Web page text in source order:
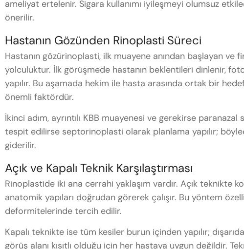
ameliyat ertelenir. Sigara kullanımı iyileşmeyi olumsuz
önerilir.
Hastanın Gözünden Rinoplasti Süreci
Hastanın gözürinoplasti, ilk muayene anından başlayan ve
yolculuktur. İlk görüşmede hastanın beklentileri dinlenir,
yapılır. Bu aşamada hekim ile hasta arasında ortak bir
önemli faktördür.
İkinci adım, ayrıntılı KBB muayenesi ve gerekirse
tespit edilirse septorinoplasti olarak planlama yapılır;
giderilir.
Açık ve Kapalı Teknik Karşılaştırması
Rinoplastide iki ana cerrahi yaklaşım vardır. Açık teknikte
anatomik yapıları doğrudan görerek çalışır. Bu yöntem
deformitelerinde tercih edilir.
Kapalı teknikte ise tüm kesiler burun içinden yapılır;
görüş alanı kısıtlı olduğu için her hastaya uygun değildir.